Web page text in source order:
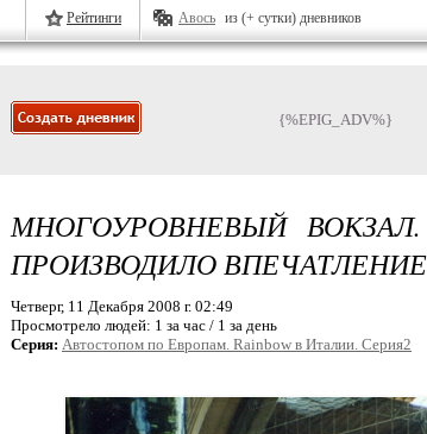
Рейтинги Авось из (+ сутки) дневников
{%EPIG_ADV%}
МНОГОУРОВНЕВЫЙ
ПРОИЗВОДИЛО
Четверг, 11 Декабря 2008 г. 02:49
Просмотрело людей: 1 за час / 1 за день
Серия: Автостопом по Европам. Rainbow в Италии. Серия2